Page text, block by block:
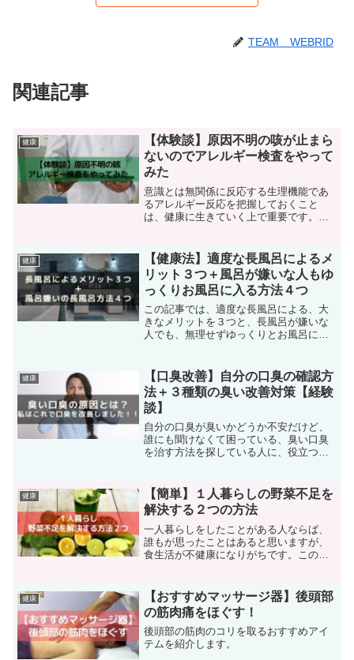
TEAM WEBRID
関連記事
健康
【体験談】原因不明の咳が止まら
ないのでアレルギー検査をやって
みた
意識とは無関係に反応する生理機能であ
るアレルギー反応を把握しておくこと
は、健康に生きていく上で重要です。特
が賢明かもしれません。
健康
【健康法】適度な長風呂によるメ
リット３つ＋風呂が嫌いな人もゆ
っくりお風呂に入る方法４つ
この記事では、適度な長風呂による、大
きなメリットを３つと、長風呂が嫌いな
人でも、無理せずゆっくりとお風呂に入
れています。
健康
【口臭改善】自分の口臭の確認方
法＋３種類の臭い改善対策【経験
談】
自分の口臭が臭いかどうか不安だけど、
誰にも聞けなくて困っている、臭い口臭
を治す方法を探している人に、役立つ記
健康
【簡単】１人暮らしの野菜不足を
解決する２つの方法
一人暮らしをしたことがある人ならば、
誰もが思ったことはあると思いますが、
食生活が不健康になりがちです。この記
す。あなたも野菜不足な生活とおさらば
できることでしょう。
健康
【おすすめマッサージ器】後頭部
の筋肉痛をほぐす！
後頭部の筋肉のコリを取るおすすめアイ
テムを紹介します。